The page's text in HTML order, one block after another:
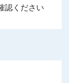
認ください